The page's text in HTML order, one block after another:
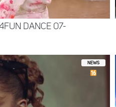
DANCE 07-
NEWS